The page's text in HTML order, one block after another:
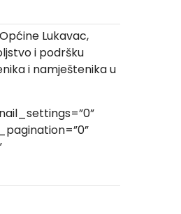
Lukavac,
i podršku
i namještenika u